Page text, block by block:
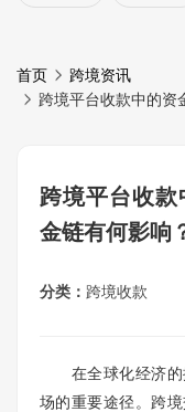
首页
跨境资讯
跨境平台收款中的资
跨境平台收
金链有何影响
分类： 跨境收款
在全球化经济的
场的重要途径。跨